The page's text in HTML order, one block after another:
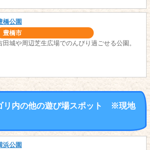
橋公園
豊橋市
田城や周辺芝生広場でのんびり過ごせる公園。
リ内の他の遊び場スポット ※現地
浜公園